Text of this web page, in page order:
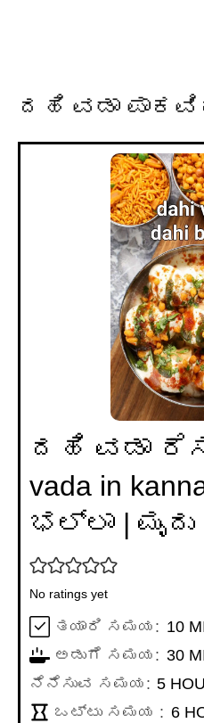
ದಹಿ ವಡಾ
ದಹಿ ವಡಾ
vada in
ಭಲ್ಲಾ |
No ratings yet
ತಯಾರಿ ಸಮಯ: 10
ಅಡುಗೆ ಸಮಯ: 30
ನೆನೆಸುವ ಸಮಯ: 5
ಒಟ್ಟು ಸಮಯ : 6